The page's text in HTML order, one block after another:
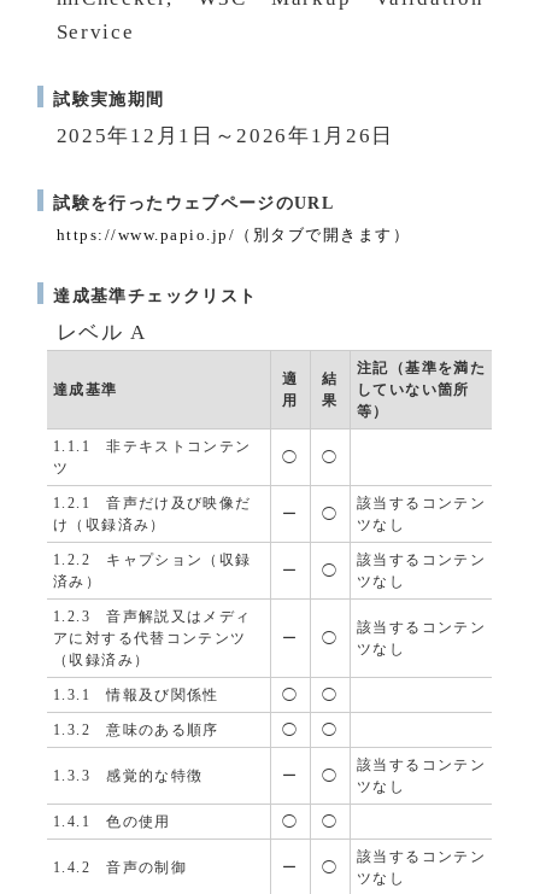
Service
試験実施期間
2025年12月1日～2026年1月26日
試験を行ったウェブページのURL
https://www.papio.jp/（別タブで開きます）
達成基準チェックリスト
レベル A
達成基準
適
用
結
果
注記（基準を満た
していない箇所
等）
1.1.1 非テキストコンテン
ツ
◯ ◯
1.2.1 音声だけ及び映像だ
け（収録済み）
ー ◯
該当するコンテン
ツなし
1.2.2 キャプション（収録
済み）
ー ◯
該当するコンテン
ツなし
1.2.3 音声解説又はメディ
アに対する代替コンテンツ
（収録済み）
ー ◯
該当するコンテン
ツなし
1.3.1 情報及び関係性 ◯ ◯
1.3.2 意味のある順序 ◯ ◯
1.3.3 感覚的な特徴 ー ◯
該当するコンテン
ツなし
1.4.1 色の使用 ◯ ◯
1.4.2 音声の制御 ー ◯
該当するコンテン
ツなし